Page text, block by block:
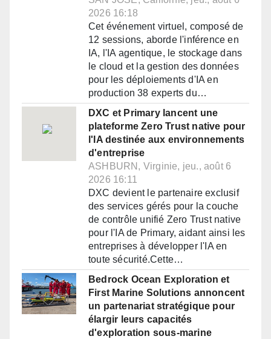
2026 16:18
Cet événement virtuel, composé de
12 sessions, aborde l'inférence en
IA, l'IA agentique, le stockage dans
le cloud et la gestion des données
pour les déploiements d'IA en
production 38 experts du…
DXC et Primary lancent une
plateforme Zero Trust native pour
l'IA destinée aux environnements
d'entreprise
ASHBURN, Virginie, jeu., août 6
2026 16:11
DXC devient le partenaire exclusif
des services gérés pour la couche
de contrôle unifié Zero Trust native
pour l'IA de Primary, aidant ainsi les
entreprises à développer l'IA en
toute sécurité.Cette…
Bedrock Ocean Exploration et
First Marine Solutions annoncent
un partenariat stratégique pour
élargir leurs capacités
d'exploration sous-marine